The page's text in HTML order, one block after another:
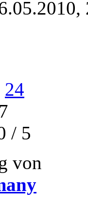
24
/ 5
von